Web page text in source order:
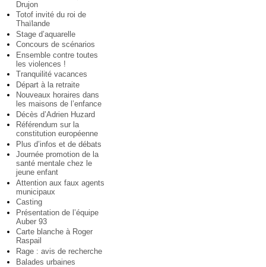
Drujon
Totof invité du roi de
Thaïlande
Stage d’aquarelle
Concours de scénarios
Ensemble contre toutes
les violences !
Tranquilité vacances
Départ à la retraite
Nouveaux horaires dans
les maisons de l’enfance
Décès d’Adrien Huzard
Référendum sur la
constitution européenne
Plus d’infos et de débats
Journée promotion de la
santé mentale chez le
jeune enfant
Attention aux faux agents
municipaux
Casting
Présentation de l’équipe
Auber 93
Carte blanche à Roger
Raspail
Rage : avis de recherche
Balades urbaines